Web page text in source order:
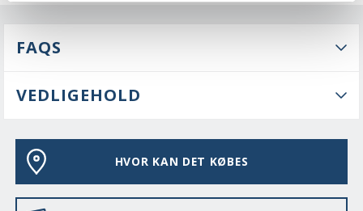
FAQS
VEDLIGEHOLD
HVOR KAN DET KØBES